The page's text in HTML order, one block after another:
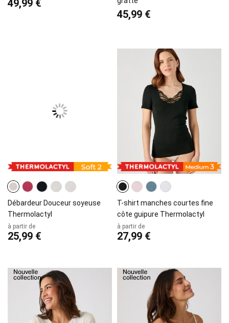
49,99 €
45,99 €
Débardeur Douceur soyeuse
Thermolactyl
à partir de
25,99 €
T-shirt manches courtes fine
côte guipure Thermolactyl
à partir de
27,99 €